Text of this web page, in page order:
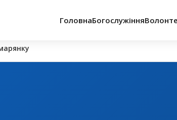
ГоловнаБогослужіння